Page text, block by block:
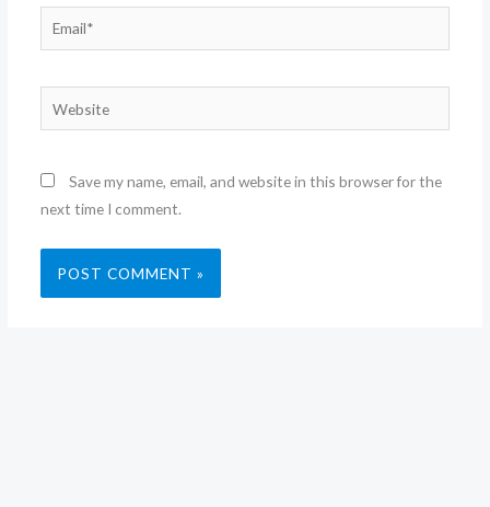
Email*
Website
Save my name, email, and website in this browser for the
next time I comment.